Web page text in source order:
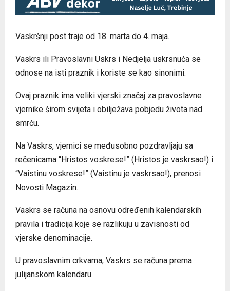
Vaskršnji post traje od 18. marta do 4. maja.
Vaskrs ili Pravoslavni Uskrs i Nedjelja uskrsnuća se
odnose na isti praznik i koriste se kao sinonimi.
Ovaj praznik ima veliki vjerski značaj za pravoslavne
vjernike širom svijeta i obilježava pobjedu života nad
smrću.
Na Vaskrs, vjernici se međusobno pozdravljaju sa
rečenicama “Hristos voskrese!” (Hristos je vaskrsao!) i
“Vaistinu voskrese!” (Vaistinu je vaskrsao!), prenosi
Novosti Magazin.
Vaskrs se računa na osnovu određenih kalendarskih
pravila i tradicija koje se razlikuju u zavisnosti od
vjerske denominacije.
U pravoslavnim crkvama, Vaskrs se računa prema
julijanskom kalendaru.